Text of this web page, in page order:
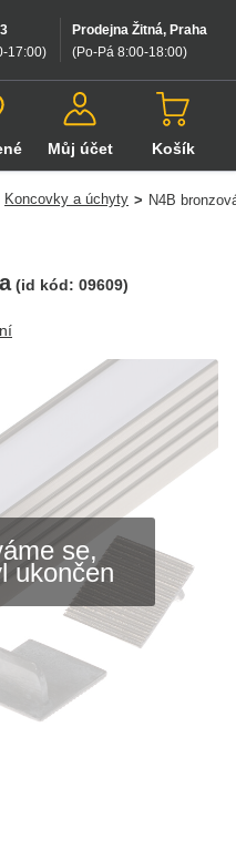
Prodejna Žitná, Praha
(Po-Pá 8:00-18:00)
17:00)
Můj účet Košík
Koncovky a úchyty > N4B
se,
ukončen
(id kód: 09609)